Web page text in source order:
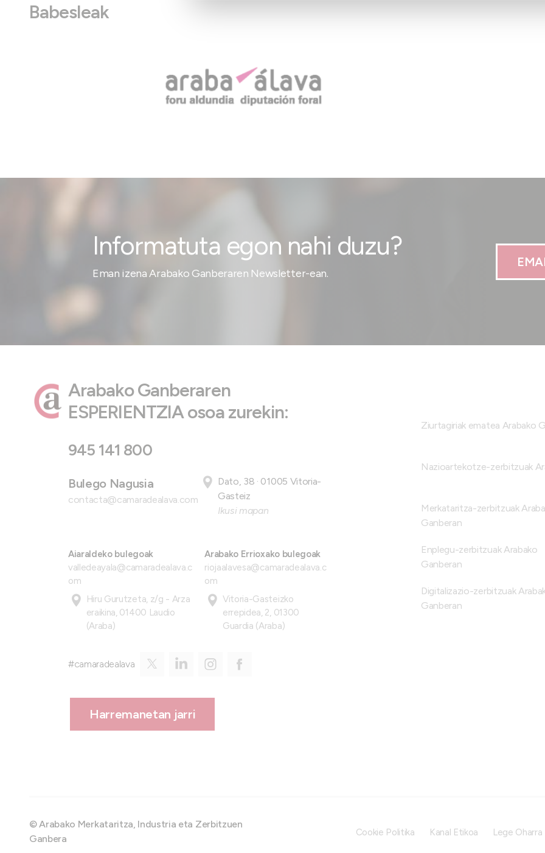
Babesleak
Informatuta egon nahi duzu?
Eman izena Arabako Ganberaren Newsletter-ean.
Arabako Ganberaren
ESPERIENTZIA osoa zurekin:
945 141 800
Bulego Nagusia
contacta@camaradealava.com
Dato, 38 · 01005 Vitoria-
Gasteiz
Ikusi mapan
Aiaraldeko bulegoak
valledeayala@camaradealava.c
om
Hiru Gurutzeta, z/g - Arza
eraikina, 01400 Laudio
(Araba)
Arabako Errioxako bulegoak
riojaalavesa@camaradealava.c
om
Vitoria-Gasteizko
errepidea, 2, 01300
Guardia (Araba)
#camaradealava
Harremanetan jarri
Ziurtagiriak ematea Arabako
Nazioartekotze-zerbitzuak
Merkataritza-zerbitzuak
Ganberan
Enplegu-zerbitzuak Arabako
Ganberan
Digitalizazio-zerbitzuak
Ganberan
© Arabako Merkataritza, Industria eta Zerbitzuen
Ganbera
Cookie Politika Kanal Etikoa Lege Oharra